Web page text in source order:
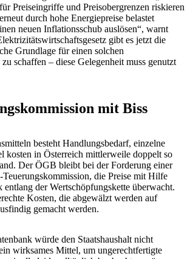
Preiseingriffe und Preisobergrenzen riskieren
durch hohe Energiepreise belastet
neuen Inflationsschub auslösen“, warnt
gibt es jetzt die
Grundlage für einen solchen
schaffen – diese Gelegenheit muss genutzt
mit Biss
besteht Handlungsbedarf, einzelne
kosten in Österreich mittlerweile doppelt so
Der ÖGB bleibt bei der Forderung einer
die Preise mit Hilfe
entlang der Wertschöpfungskette überwacht.
Kosten, die abgewälzt werden auf
gemacht werden.
würde den Staatshaushalt nicht
wirksames Mittel, um ungerechtfertigte